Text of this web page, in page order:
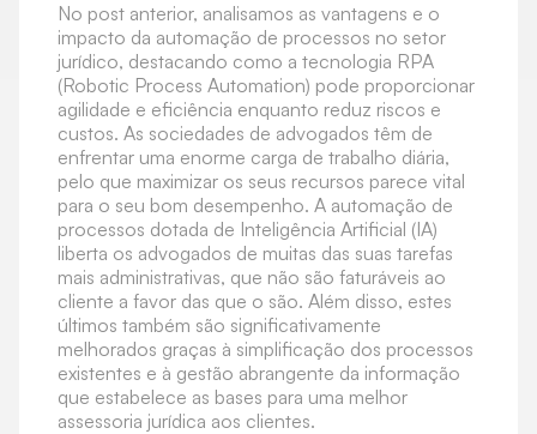
No post anterior, analisamos as vantagens e o
impacto da automação de processos no setor
jurídico, destacando como a tecnologia RPA
(Robotic Process Automation) pode proporcionar
agilidade e eficiência enquanto reduz riscos e
custos. As sociedades de advogados têm de
enfrentar uma enorme carga de trabalho diária,
pelo que maximizar os seus recursos parece vital
para o seu bom desempenho. A automação de
processos dotada de Inteligência Artificial (IA)
liberta os advogados de muitas das suas tarefas
mais administrativas, que não são faturáveis ao
cliente a favor das que o são. Além disso, estes
últimos também são significativamente
melhorados graças à simplificação dos processos
existentes e à gestão abrangente da informação
que estabelece as bases para uma melhor
assessoria jurídica aos clientes.